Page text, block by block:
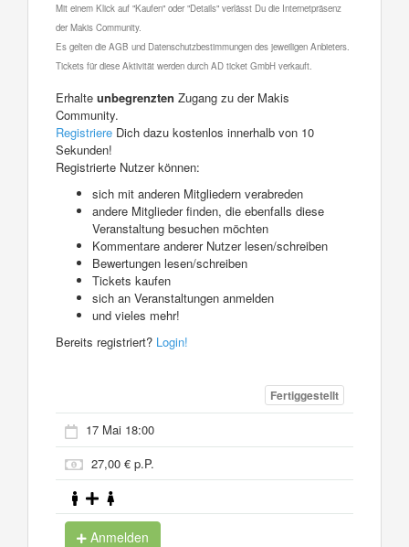
Mit einem Klick auf "Kaufen" oder "Details" verlässt Du die Internetpräsenz
der Makis Community.
Es gelten die AGB und Datenschutzbestimmungen des jeweiligen Anbieters.
Tickets für diese Aktivität werden durch AD ticket GmbH verkauft.
Erhalte unbegrenzten Zugang zu der Makis
Community.
Registriere Dich dazu kostenlos innerhalb von 10
Sekunden!
Registrierte Nutzer können:
sich mit anderen Mitgliedern verabreden
andere Mitglieder finden, die ebenfalls diese
Veranstaltung besuchen möchten
Kommentare anderer Nutzer lesen/schreiben
Bewertungen lesen/schreiben
Tickets kaufen
sich an Veranstaltungen anmelden
und vieles mehr!
Bereits registriert? Login!
Fertiggestellt
17 Mai 18:00
27,00 € p.P.
Anmelden